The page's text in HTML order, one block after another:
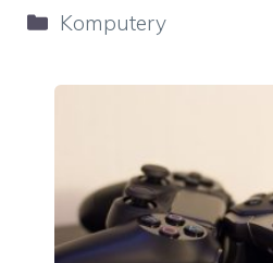
Kategorie
Komputery